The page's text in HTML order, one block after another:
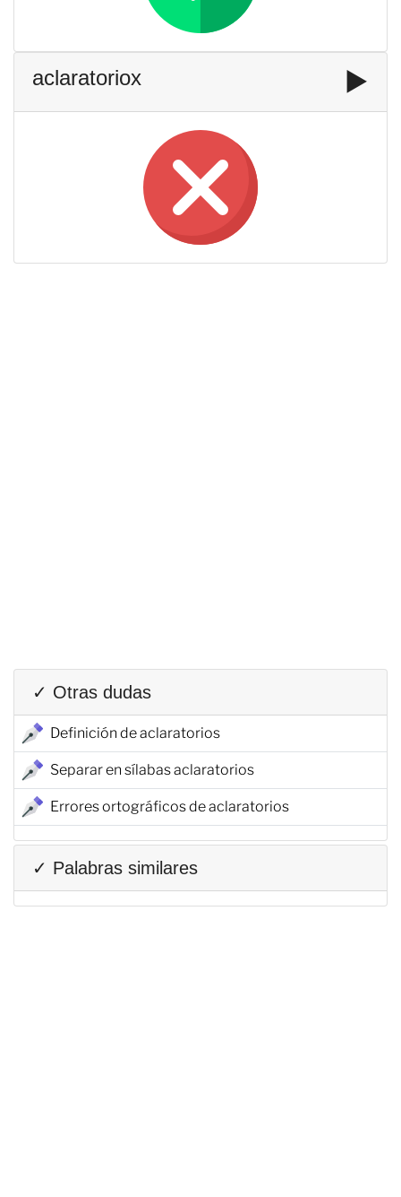
aclaratoriox ▶️
✓ Otras dudas
Definición de aclaratorios
Separar en sílabas aclaratorios
Errores ortográficos de aclaratorios
✓ Palabras similares